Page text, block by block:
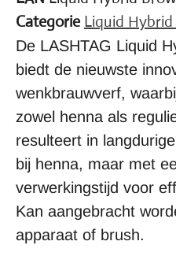
Categorie Liquid
De LASHTAG Liquid
biedt de nieuwste
wenkbrauwverf,
zowel henna als
resulteert in
bij henna, maar met
verwerkingstijd voor
Kan aangebracht
apparaat of brush.